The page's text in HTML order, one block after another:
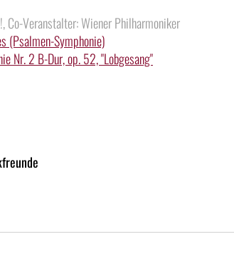
Co-Veranstalter: Wiener Philharmoniker
(Psalmen-Symphonie)
Nr. 2 B-Dur, op. 52, "Lobgesang"